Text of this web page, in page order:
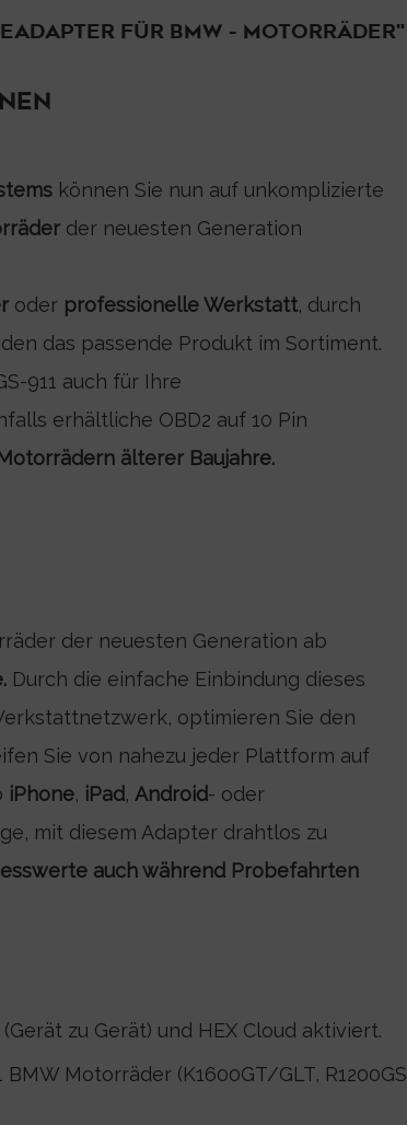
FÜR BMW - MOTORRÄDER"
können Sie nun auf unkomplizierte
der neuesten Generation
oder professionelle Werkstatt, durch
das passende Produkt im Sortiment.
911 auch für Ihre
erhältliche OBD2 auf 10 Pin
älterer Baujahre.
der neuesten Generation ab
Durch die einfache Einbindung dieses
optimieren Sie den
Sie von nahezu jeder Plattform auf
iPhone, iPad, Android- oder
mit diesem Adapter drahtlos zu
auch während Probefahrten
zu Gerät) und HEX Cloud aktiviert.
Motorräder (K1600GT/GLT, R1200GS